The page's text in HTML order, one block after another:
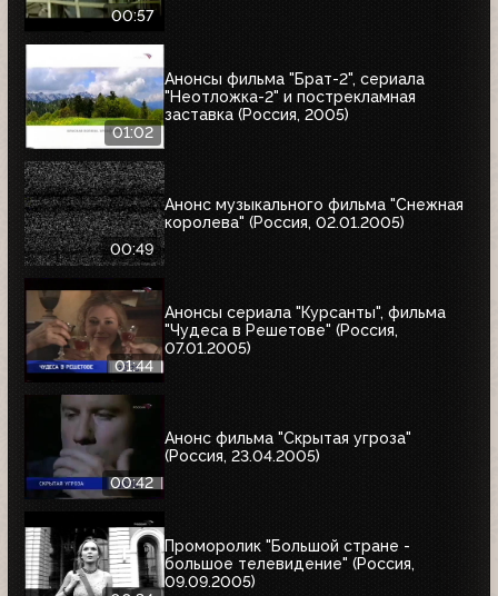
00:57
01:02
Анонсы фильма "Брат-2", сериала
"Неотложка-2" и пострекламная
заставка (Россия, 2005)
00:49
Анонс музыкального фильма "Снежная
королева" (Россия, 02.01.2005)
01:44
Анонсы сериала "Курсанты", фильма
"Чудеса в Решетове" (Россия,
07.01.2005)
00:42
Анонс фильма "Скрытая угроза"
(Россия, 23.04.2005)
Проморолик "Большой стране -
большое телевидение" (Россия,
09.09.2005)